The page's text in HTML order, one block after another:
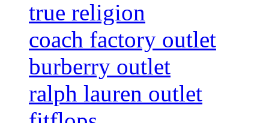
true religion
coach factory outlet
burberry outlet
ralph lauren outlet